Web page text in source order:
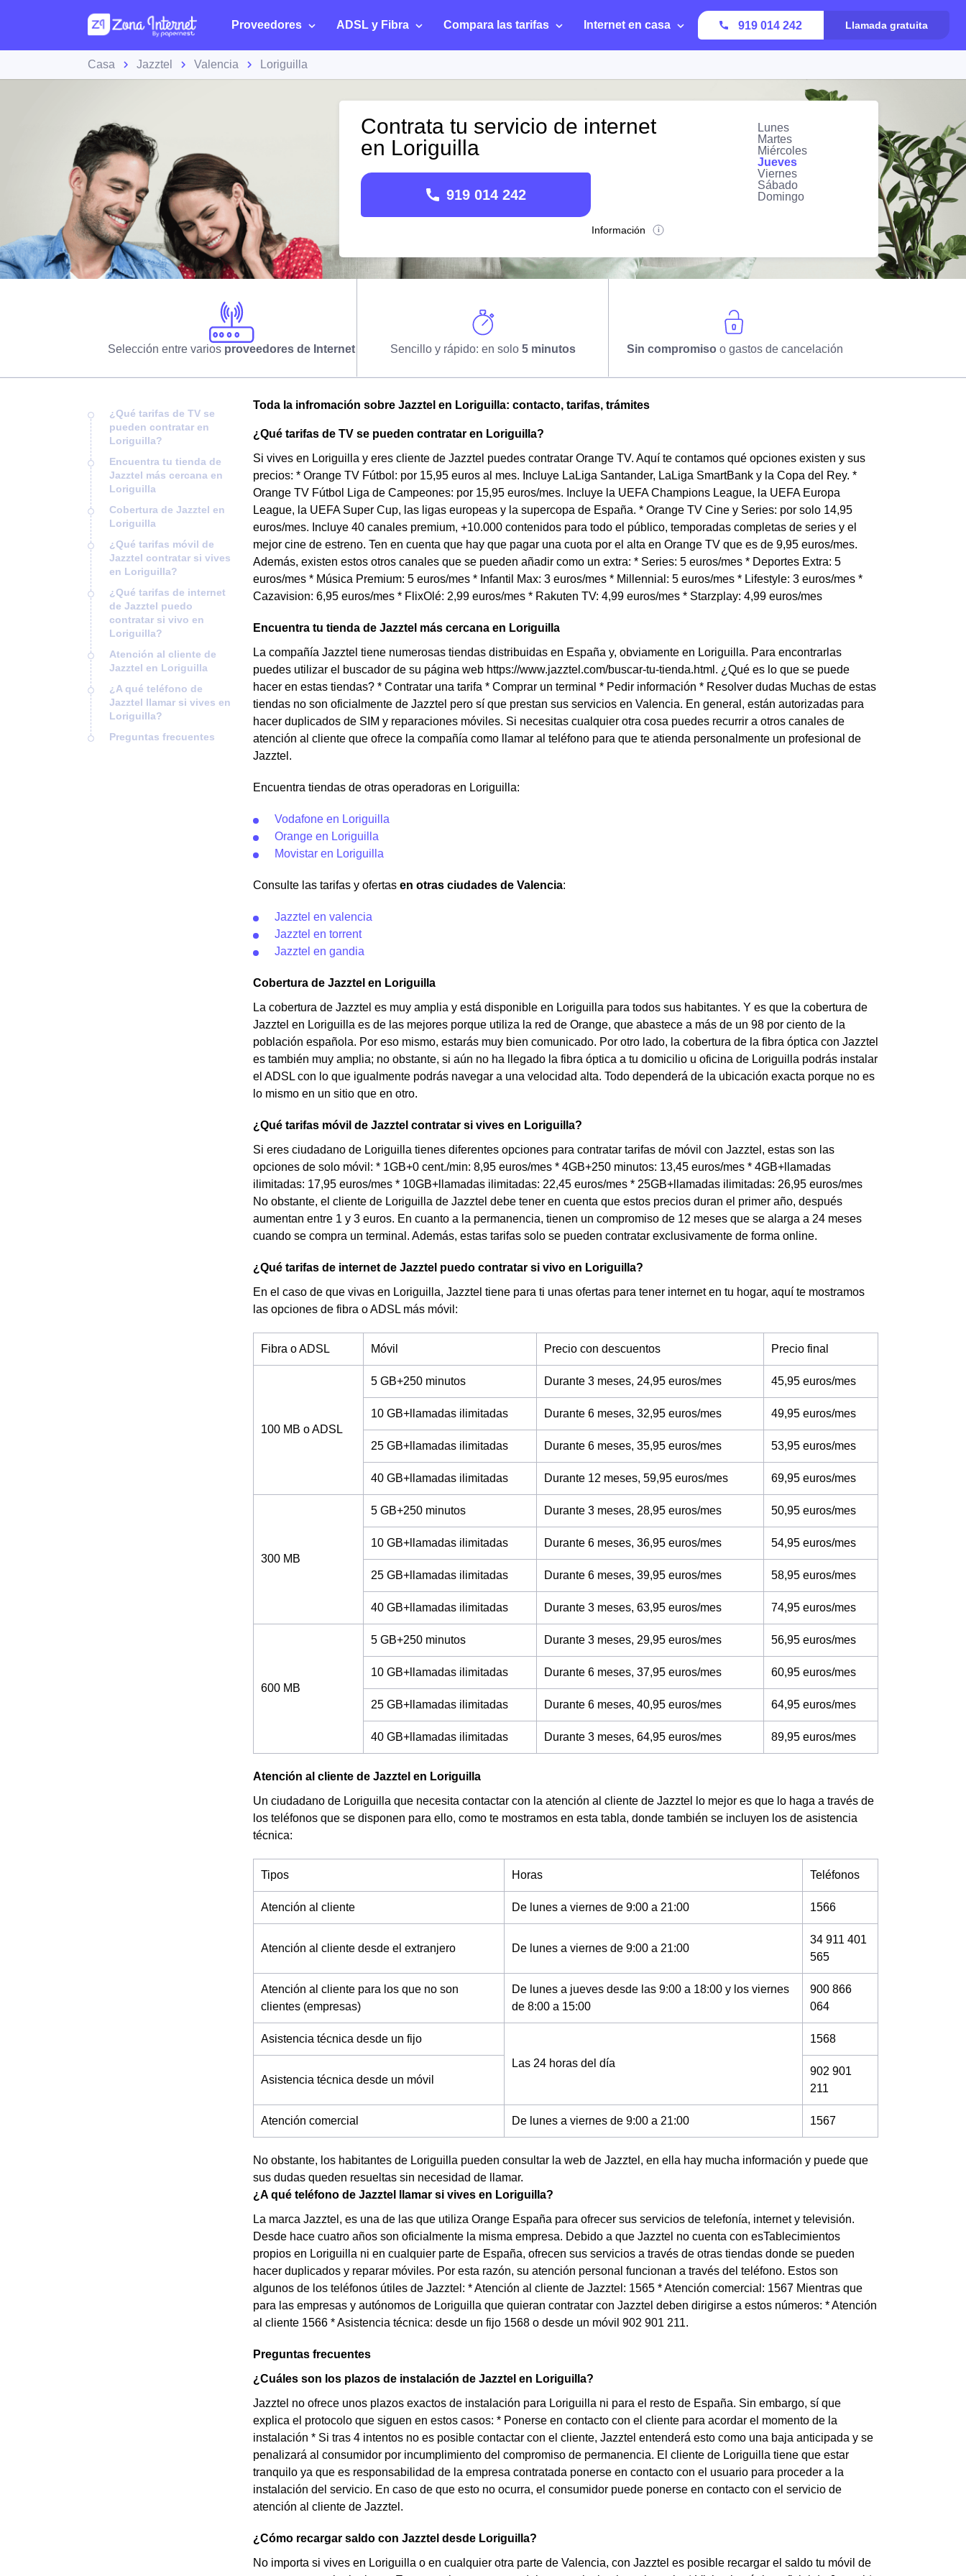
Proveedores ADSL y Fibra Compara las tarifas Internet en casa 919 014 242 Llamada gratuita
Casa Jazztel Valencia Loriguilla
Contrata tu servicio de internet
en Loriguilla
919 014 242
Información
Lunes
Martes
Miércoles
Jueves
Viernes
Sábado
Domingo
Selección entre varios proveedores de Internet Sencillo y rápido: en solo 5 minutos Sin compromiso o gastos de cancelación
¿Qué tarifas de TV se
pueden contratar en
Loriguilla?
Encuentra tu tienda de
Jazztel más cercana en
Loriguilla
Cobertura de Jazztel en
Loriguilla
¿Qué tarifas móvil de
Jazztel contratar si vives
en Loriguilla?
¿Qué tarifas de internet
de Jazztel puedo
contratar si vivo en
Loriguilla?
Atención al cliente de
Jazztel en Loriguilla
¿A qué teléfono de
Jazztel llamar si vives en
Loriguilla?
Preguntas frecuentes
Toda la infromación sobre Jazztel en Loriguilla: contacto, tarifas, trámites
¿Qué tarifas de TV se pueden contratar en Loriguilla?
Si vives en Loriguilla y eres cliente de Jazztel puedes contratar Orange TV. Aquí te contamos qué opciones existen y sus
precios: * Orange TV Fútbol: por 15,95 euros al mes. Incluye LaLiga Santander, LaLiga SmartBank y la Copa del Rey. *
Orange TV Fútbol Liga de Campeones: por 15,95 euros/mes. Incluye la UEFA Champions League, la UEFA Europa
League, la UEFA Super Cup, las ligas europeas y la supercopa de España. * Orange TV Cine y Series: por solo 14,95
euros/mes. Incluye 40 canales premium, +10.000 contenidos para todo el público, temporadas completas de series y el
mejor cine de estreno. Ten en cuenta que hay que pagar una cuota por el alta en Orange TV que es de 9,95 euros/mes.
Además, existen estos otros canales que se pueden añadir como un extra: * Series: 5 euros/mes * Deportes Extra: 5
euros/mes * Música Premium: 5 euros/mes * Infantil Max: 3 euros/mes * Millennial: 5 euros/mes * Lifestyle: 3 euros/mes *
Cazavision: 6,95 euros/mes * FlixOlé: 2,99 euros/mes * Rakuten TV: 4,99 euros/mes * Starzplay: 4,99 euros/mes
Encuentra tu tienda de Jazztel más cercana en Loriguilla
La compañía Jazztel tiene numerosas tiendas distribuidas en España y, obviamente en Loriguilla. Para encontrarlas
puedes utilizar el buscador de su página web https://www.jazztel.com/buscar-tu-tienda.html. ¿Qué es lo que se puede
hacer en estas tiendas? * Contratar una tarifa * Comprar un terminal * Pedir información * Resolver dudas Muchas de estas
tiendas no son oficialmente de Jazztel pero sí que prestan sus servicios en Valencia. En general, están autorizadas para
hacer duplicados de SIM y reparaciones móviles. Si necesitas cualquier otra cosa puedes recurrir a otros canales de
atención al cliente que ofrece la compañía como llamar al teléfono para que te atienda personalmente un profesional de
Jazztel.
Encuentra tiendas de otras operadoras en Loriguilla:
Vodafone en Loriguilla
Orange en Loriguilla
Movistar en Loriguilla
Consulte las tarifas y ofertas en otras ciudades de Valencia:
Jazztel en valencia
Jazztel en torrent
Jazztel en gandia
Cobertura de Jazztel en Loriguilla
La cobertura de Jazztel es muy amplia y está disponible en Loriguilla para todos sus habitantes. Y es que la cobertura de
Jazztel en Loriguilla es de las mejores porque utiliza la red de Orange, que abastece a más de un 98 por ciento de la
población española. Por eso mismo, estarás muy bien comunicado. Por otro lado, la cobertura de la fibra óptica con Jazztel
es también muy amplia; no obstante, si aún no ha llegado la fibra óptica a tu domicilio u oficina de Loriguilla podrás instalar
el ADSL con lo que igualmente podrás navegar a una velocidad alta. Todo dependerá de la ubicación exacta porque no es
lo mismo en un sitio que en otro.
¿Qué tarifas móvil de Jazztel contratar si vives en Loriguilla?
Si eres ciudadano de Loriguilla tienes diferentes opciones para contratar tarifas de móvil con Jazztel, estas son las
opciones de solo móvil: * 1GB+0 cent./min: 8,95 euros/mes * 4GB+250 minutos: 13,45 euros/mes * 4GB+llamadas
ilimitadas: 17,95 euros/mes * 10GB+llamadas ilimitadas: 22,45 euros/mes * 25GB+llamadas ilimitadas: 26,95 euros/mes
No obstante, el cliente de Loriguilla de Jazztel debe tener en cuenta que estos precios duran el primer año, después
aumentan entre 1 y 3 euros. En cuanto a la permanencia, tienen un compromiso de 12 meses que se alarga a 24 meses
cuando se compra un terminal. Además, estas tarifas solo se pueden contratar exclusivamente de forma online.
¿Qué tarifas de internet de Jazztel puedo contratar si vivo en Loriguilla?
En el caso de que vivas en Loriguilla, Jazztel tiene para ti unas ofertas para tener internet en tu hogar, aquí te mostramos
las opciones de fibra o ADSL más móvil:
Fibra o ADSL Móvil Precio con descuentos Precio final
100 MB o ADSL
5 GB+250 minutos Durante 3 meses, 24,95 euros/mes 45,95 euros/mes
10 GB+llamadas ilimitadas Durante 6 meses, 32,95 euros/mes 49,95 euros/mes
25 GB+llamadas ilimitadas Durante 6 meses, 35,95 euros/mes 53,95 euros/mes
40 GB+llamadas ilimitadas Durante 12 meses, 59,95 euros/mes 69,95 euros/mes
300 MB
5 GB+250 minutos Durante 3 meses, 28,95 euros/mes 50,95 euros/mes
10 GB+llamadas ilimitadas Durante 6 meses, 36,95 euros/mes 54,95 euros/mes
25 GB+llamadas ilimitadas Durante 6 meses, 39,95 euros/mes 58,95 euros/mes
40 GB+llamadas ilimitadas Durante 3 meses, 63,95 euros/mes 74,95 euros/mes
600 MB
5 GB+250 minutos Durante 3 meses, 29,95 euros/mes 56,95 euros/mes
10 GB+llamadas ilimitadas Durante 6 meses, 37,95 euros/mes 60,95 euros/mes
25 GB+llamadas ilimitadas Durante 6 meses, 40,95 euros/mes 64,95 euros/mes
40 GB+llamadas ilimitadas Durante 3 meses, 64,95 euros/mes 89,95 euros/mes
Atención al cliente de Jazztel en Loriguilla
Un ciudadano de Loriguilla que necesita contactar con la atención al cliente de Jazztel lo mejor es que lo haga a través de
los teléfonos que se disponen para ello, como te mostramos en esta tabla, donde también se incluyen los de asistencia
técnica:
Tipos Horas Teléfonos
Atención al cliente De lunes a viernes de 9:00 a 21:00 1566
Atención al cliente desde el extranjero De lunes a viernes de 9:00 a 21:00
34 911 401
565
Atención al cliente para los que no son
clientes (empresas)
De lunes a jueves desde las 9:00 a 18:00 y los viernes
de 8:00 a 15:00
900 866
064
Asistencia técnica desde un fijo
Las 24 horas del día
1568
Asistencia técnica desde un móvil
902 901
211
Atención comercial De lunes a viernes de 9:00 a 21:00 1567
No obstante, los habitantes de Loriguilla pueden consultar la web de Jazztel, en ella hay mucha información y puede que
sus dudas queden resueltas sin necesidad de llamar.
¿A qué teléfono de Jazztel llamar si vives en Loriguilla?
La marca Jazztel, es una de las que utiliza Orange España para ofrecer sus servicios de telefonía, internet y televisión.
Desde hace cuatro años son oficialmente la misma empresa. Debido a que Jazztel no cuenta con esTablecimientos
propios en Loriguilla ni en cualquier parte de España, ofrecen sus servicios a través de otras tiendas donde se pueden
hacer duplicados y reparar móviles. Por esta razón, su atención personal funcionan a través del teléfono. Estos son
algunos de los teléfonos útiles de Jazztel: * Atención al cliente de Jazztel: 1565 * Atención comercial: 1567 Mientras que
para las empresas y autónomos de Loriguilla que quieran contratar con Jazztel deben dirigirse a estos números: * Atención
al cliente 1566 * Asistencia técnica: desde un fijo 1568 o desde un móvil 902 901 211.
Preguntas frecuentes
¿Cuáles son los plazos de instalación de Jazztel en Loriguilla?
Jazztel no ofrece unos plazos exactos de instalación para Loriguilla ni para el resto de España. Sin embargo, sí que
explica el protocolo que siguen en estos casos: * Ponerse en contacto con el cliente para acordar el momento de la
instalación * Si tras 4 intentos no es posible contactar con el cliente, Jazztel entenderá esto como una baja anticipada y se
penalizará al consumidor por incumplimiento del compromiso de permanencia. El cliente de Loriguilla tiene que estar
tranquilo ya que es responsabilidad de la empresa contratada ponerse en contacto con el usuario para proceder a la
instalación del servicio. En caso de que esto no ocurra, el consumidor puede ponerse en contacto con el servicio de
atención al cliente de Jazztel.
¿Cómo recargar saldo con Jazztel desde Loriguilla?
No importa si vives en Loriguilla o en cualquier otra parte de Valencia, con Jazztel es posible recargar el saldo tu móvil de